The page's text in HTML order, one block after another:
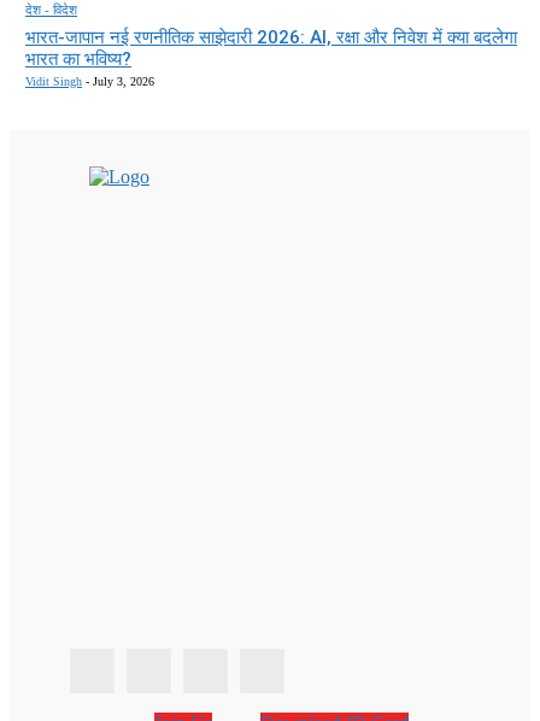
देश - विदेश
भारत-जापान नई रणनीतिक साझेदारी 2026: AI, रक्षा और निवेश में क्या बदलेगा
भारत का भविष्य?
Vidit Singh - July 3, 2026